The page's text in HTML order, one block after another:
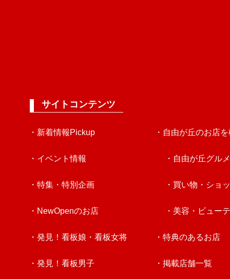
サイトコンテンツ
・新着情報Pickup
・イベント情報
・特集・特別企画
・NewOpenのお店
・発見！看板娘・看板女将
・発見！看板男子
・自由が丘のお店
・自由が丘グルメ
・買い物・ショ
・美容・ビュー
・特典のあるお店
・掲載店舗一覧